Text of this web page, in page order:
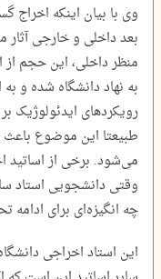
وی با بیان اینکه
بعد داخلی و خارجی آثار
منظر داخلی، این حجم از
به نهاد دانشگاه شده و
رویکردهای ایدئولوژیک
طبیعتا این موضوع باعث
می‌شود. برخی از اساتید
وقتی دانشجویی استاد
چه انگیزه‌ای برای
این استاد اخراجی